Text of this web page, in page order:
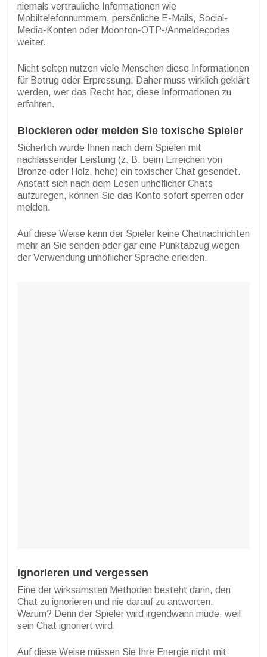
niemals vertrauliche Informationen wie
Mobiltelefonnummern, persönliche E-Mails, Social-
Media-Konten oder Moonton-OTP-/Anmeldecodes
weiter.
Nicht selten nutzen viele Menschen diese Informationen
für Betrug oder Erpressung. Daher muss wirklich geklärt
werden, wer das Recht hat, diese Informationen zu
erfahren.
Blockieren oder melden Sie toxische Spieler
Sicherlich wurde Ihnen nach dem Spielen mit
nachlassender Leistung (z. B. beim Erreichen von
Bronze oder Holz, hehe) ein toxischer Chat gesendet.
Anstatt sich nach dem Lesen unhöflicher Chats
aufzuregen, können Sie das Konto sofort sperren oder
melden.
Auf diese Weise kann der Spieler keine Chatnachrichten
mehr an Sie senden oder gar eine Punktabzug wegen
der Verwendung unhöflicher Sprache erleiden.
Ignorieren und vergessen
Eine der wirksamsten Methoden besteht darin, den
Chat zu ignorieren und nie darauf zu antworten.
Warum? Denn der Spieler wird irgendwann müde, weil
sein Chat ignoriert wird.
Auf diese Weise müssen Sie Ihre Energie nicht mit